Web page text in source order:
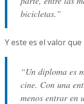
bicicletas.”
Y este es el valor
“Un diploma es
cine. Con una
menos entrar en